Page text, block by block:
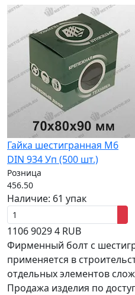
Гайка шестигранная M6
DIN 934 Уп (500 шт.)
Розница
456.50
Наличие: 61 упак
110690294 RUB
Фирменный болт с
применяется в
отдельных элементов
Продажа изделия по